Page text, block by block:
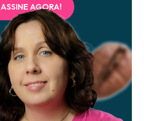
ASSINE AGORA!